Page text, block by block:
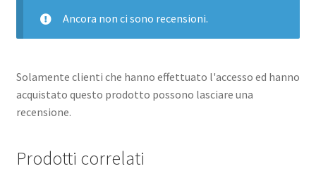
Ancora non ci sono recensioni.
Solamente clienti che hanno effettuato l'accesso ed hanno
acquistato questo prodotto possono lasciare una
recensione.
Prodotti correlati